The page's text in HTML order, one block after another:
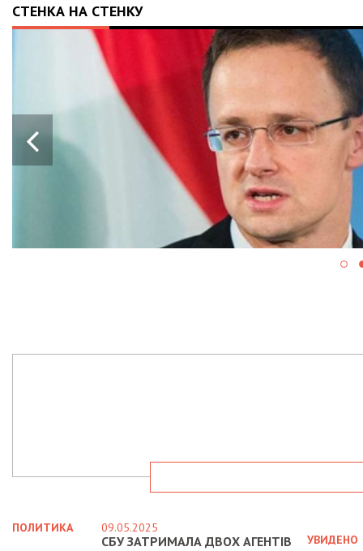
СТЕНКА НА СТЕНКУ
УВИДЕНО
ПОЛИТИКА 09.05.2025
СБУ ЗАТРИМАЛА ДВОХ АГЕНТІВ